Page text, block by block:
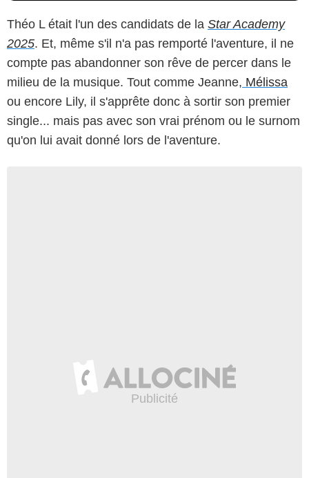
Théo L était l'un des candidats de la Star Academy
2025. Et, même s'il n'a pas remporté l'aventure, il ne
compte pas abandonner son rêve de percer dans le
milieu de la musique. Tout comme Jeanne, Mélissa
ou encore Lily, il s'apprête donc à sortir son premier
single... mais pas avec son vrai prénom ou le surnom
qu'on lui avait donné lors de l'aventure.